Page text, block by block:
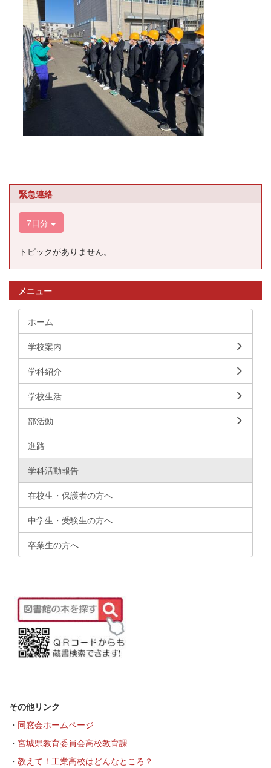
緊急連絡
7日分
トピックがありません。
メニュー
ホーム
学校案内
学科紹介
学校生活
部活動
進路
学科活動報告
在校生・保護者の方へ
中学生・受験生の方へ
卒業生の方へ
その他リンク
・ 同窓会ホームページ
・ 宮城県教育委員会高校教育課
・ 教えて！工業高校はどんなところ？